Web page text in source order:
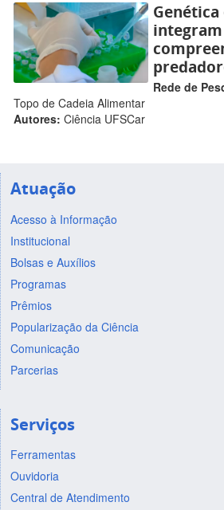
Genética
Rede de
Topo de Cadeia Alimentar
Autores: Ciência UFSCar
Atuação
Acesso à Informação
Institucional
Bolsas e Auxílios
Programas
Prêmios
Popularização da Ciência
Comunicação
Parcerias
Serviços
Ferramentas
Ouvidoria
Central de Atendimento